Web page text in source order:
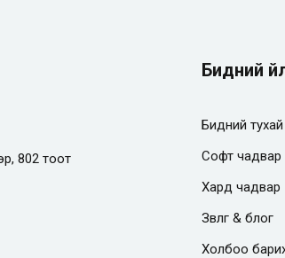
802 тоот
Бидний
Бидний тухай
Софт чадвар
Хард чадвар
Зөвлөгөө & блог
Холбоо